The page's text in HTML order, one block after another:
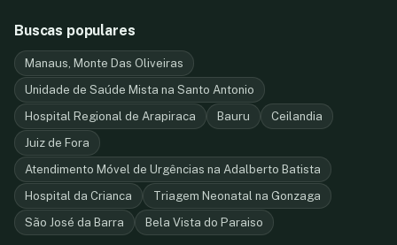
Buscas populares
Manaus, Monte Das Oliveiras
Unidade de Saúde Mista na Santo Antonio
Hospital Regional de Arapiraca
Bauru
Ceilandia
Juiz de Fora
Atendimento Móvel de Urgências na Adalberto Batista
Hospital da Crianca
Triagem Neonatal na Gonzaga
São José da Barra
Bela Vista do Paraiso